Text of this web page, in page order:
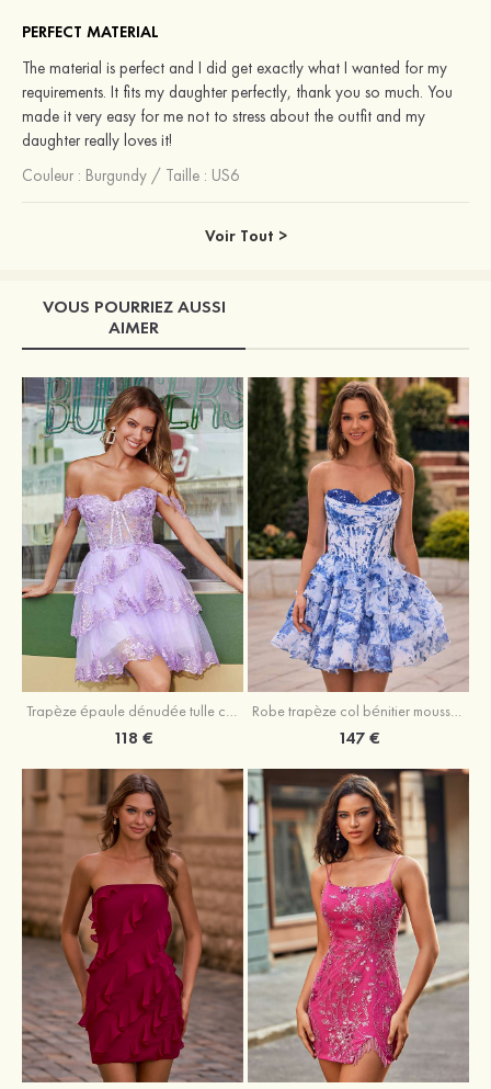
PERFECT MATERIAL
The material is perfect and I did get exactly what I wanted for my
requirements. It fits my daughter perfectly, thank you so much. You
made it very easy for me not to stress about the outfit and my
daughter really loves it!
Couleur : Burgundy / Taille : US6
Voir Tout >
VOUS POURRIEZ AUSSI
AIMER
118 € 147 €